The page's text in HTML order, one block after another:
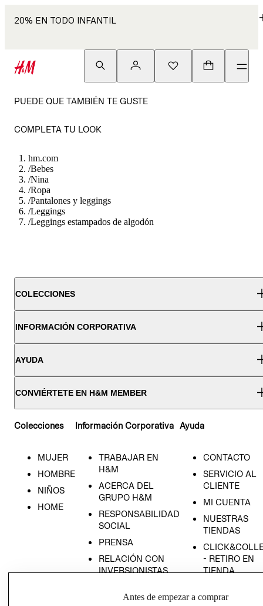
20% EN TODO INFANTIL
PUEDE QUE TAMBIÉN TE GUSTE
COMPLETA TU LOOK
hm.com
/Bebes
/Nina
/Ropa
/Pantalones y leggings
/Leggings
/Leggings estampados de algodón
COLECCIONES
INFORMACIÓN CORPORATIVA
AYUDA
CONVIÉRTETE EN H&M MEMBER
Colecciones
MUJER
HOMBRE
NIÑOS
HOME
Información Corporativa
TRABAJAR EN
H&M
ACERCA DEL
GRUPO H&M
RESPONSABILIDAD
SOCIAL
PRENSA
RELACIÓN CON
INVERSIONISTAS
EMPRESARIAL
Ayuda
CONTACTO
SERVICIO AL
CLIENTE
MI CUENTA
NUESTRAS
TIENDAS
- RETIRO EN
TIENDA
CONDICIONES
Antes de empezar a comprar